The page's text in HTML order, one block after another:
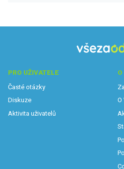
PRO UŽIVATELE
Časté otázky
Diskuze
Aktivita uživatelů
O